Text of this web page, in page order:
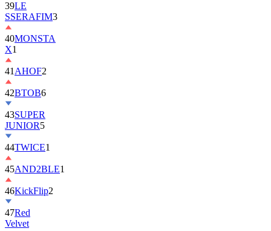
39LE
SSERAFIM3
40MONSTA
X1
41 AHOF2
42BTOB6
43SUPER
JUNIOR5
44TWICE1
45AND2BLE1
46KickFlip2
47Red
Velvet